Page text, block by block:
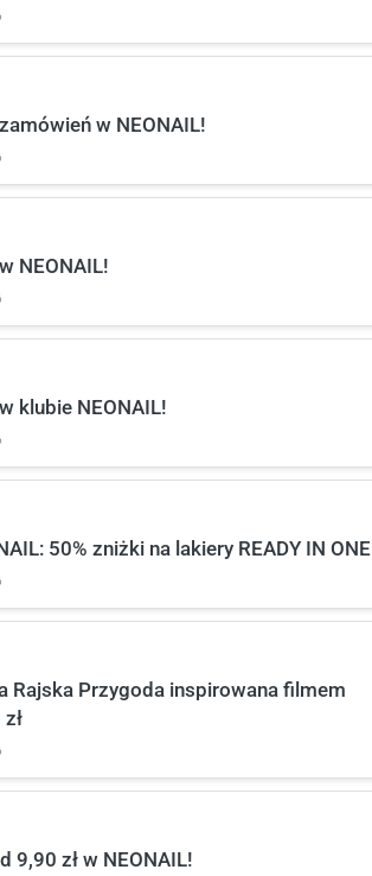
w NEONAIL!
NEONAIL!
klubie NEONAIL!
50% zniżki na lakiery READY IN ONE
Rajska Przygoda inspirowana filmem
9,90 zł w NEONAIL!